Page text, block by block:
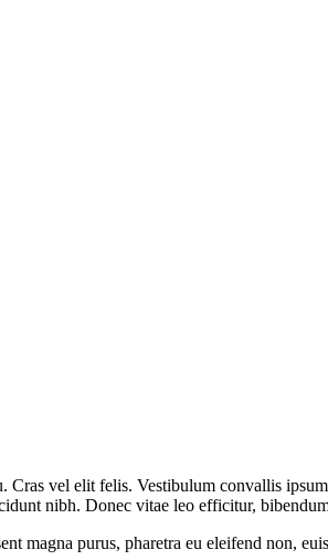
Cras vel elit felis. Vestibulum convallis
nibh. Donec vitae leo efficitur,
magna purus, pharetra eu eleifend non,